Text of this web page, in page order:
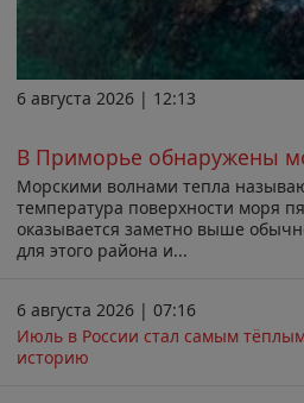
6 августа 2026 | 12:13
В Приморье обнаружены
Морскими волнами тепла
температура поверхности моря
оказывается заметно выше
для этого района и...
6 августа 2026 | 07:16
Июль в России стал самым
историю